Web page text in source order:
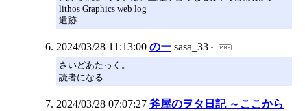
lithos Graphics web log
遺跡
2024/03/28 11:13:00 のー sasa_33
さいどあたっく。
読者になる
2024/03/28 07:07:27 斧屋のヲタ日記 ～ここから